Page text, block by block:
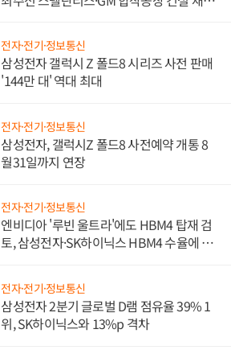
전자·전기·정보통신
삼성전자 갤럭시 Z 폴드8 시리즈 사전 판매
'144만 대' 역대 최대
전자·전기·정보통신
삼성전자, 갤럭시Z 폴드8 사전예약 개통 8
월31일까지 연장
전자·전기·정보통신
엔비디아 '루빈 울트라'에도 HBM4 탑재 검
토, 삼성전자·SK하이닉스 HBM4 수율에 주
전자·전기·정보통신
삼성전자 2분기 글로벌 D램 점유율 39% 1
위, SK하이닉스와 13%p 격차